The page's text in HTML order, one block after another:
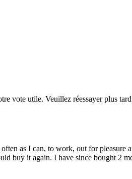
vote utile. Veuillez réessayer plus
as I can, to work, out for pleasure
buy it again. I have since bought 2